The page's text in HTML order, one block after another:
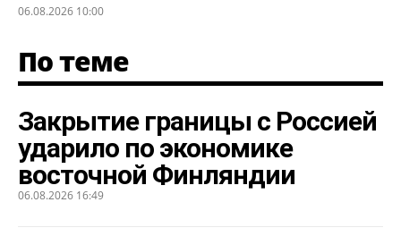
06.08.2026 10:00
По теме
Закрытие границы с Россией
ударило по экономике
восточной Финляндии
06.08.2026 16:49